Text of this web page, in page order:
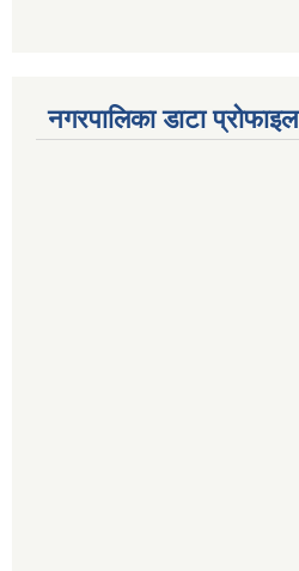
नगरपालिका डाटा प्रोफाइल